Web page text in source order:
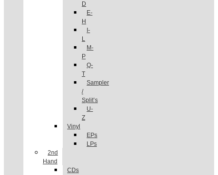
D
E-
H
I-
L
M-
P
Q-
T
Sampler
/
Split’s
U-
Z
Vinyl
EPs
LPs
2nd
Hand
CDs